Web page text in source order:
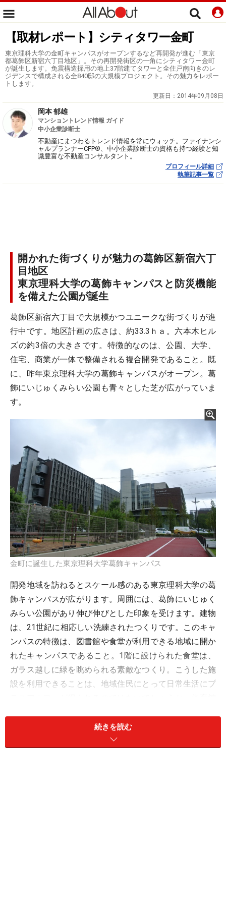
【取材レポート】シティタワー金町
東京理科大学の金町キャンパスがオープンするなど再開発が進む「東京
都葛飾区新宿六丁目地区」。その再開発街区の一角にシティタワー金町
が誕生します。免震構造採用の地上37階建てタワーと全住戸南向きのレ
ジデンスで構成される全840邸の大規模プロジェクト。その魅力をレポー
トします。
更新日： 2014年09月08日
岡本 郁雄
マンショントレンド情報 ガイド
中小企業診断士
不動産にまつわるトレンド情報を常にウォッチ。ファイナンシ
ャルプランナーCFP®、中小企業診断士の資格も持つ経験と知
識豊富な不動産コンサルタント。
プロフィール詳細
執筆記事一覧
開かれた街づくりが魅力の葛飾区新宿六丁
目地区
東京理科大学の葛飾キャンパスと防災機能
を備えた公園が誕生
葛飾区新宿六丁目で大規模かつユニークな街づくりが進
行中です。地区計画の広さは、約33.3ｈａ。六本木ヒル
ズの約3倍の大きさです。特徴的なのは、公園、大学、
住宅、商業が一体で整備される複合開発であること。既
に、昨年東京理科大学の葛飾キャンパスがオープン。葛
飾にいじゅくみらい公園も青々とした芝が広がっていま
す。
金町に誕生した東京理科大学葛飾キャンパス
開発地域を訪ねるとスケール感のある東京理科大学の葛
飾キャンパスが広がります。周囲には、葛飾にいじゅく
みらい公園があり伸び伸びとした印象を受けます。建物
は、21世紀に相応しい洗練されたつくりです。このキャ
ンパスの特徴は、図書館や食堂が利用できる地域に開か
れたキャンパスであること。1階に設けられた食堂は、
ガラス越しに緑を眺められる素敵なつくり。こうした施
設を利用できることは、地域住民にとって日常生活にプ
続きを読む